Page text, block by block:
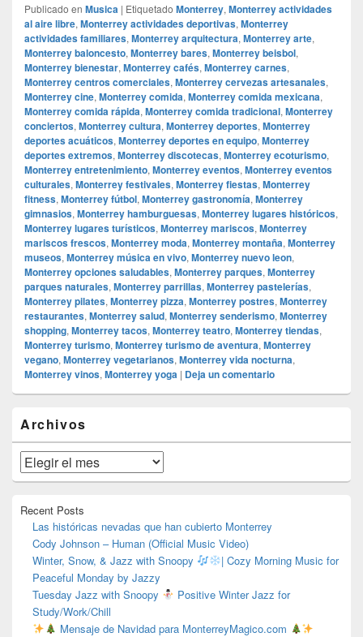
Publicado en Musica | Etiquetado Monterrey, Monterrey actividades
al aire libre, Monterrey actividades deportivas, Monterrey
actividades familiares, Monterrey arquitectura, Monterrey arte,
Monterrey baloncesto, Monterrey bares, Monterrey beisbol,
Monterrey bienestar, Monterrey cafés, Monterrey carnes,
Monterrey centros comerciales, Monterrey cervezas artesanales,
Monterrey cine, Monterrey comida, Monterrey comida mexicana,
Monterrey comida rápida, Monterrey comida tradicional, Monterrey
conciertos, Monterrey cultura, Monterrey deportes, Monterrey
deportes acuáticos, Monterrey deportes en equipo, Monterrey
deportes extremos, Monterrey discotecas, Monterrey ecoturismo,
Monterrey entretenimiento, Monterrey eventos, Monterrey eventos
culturales, Monterrey festivales, Monterrey fiestas, Monterrey
fitness, Monterrey fútbol, Monterrey gastronomía, Monterrey
gimnasios, Monterrey hamburguesas, Monterrey lugares históricos,
Monterrey lugares turísticos, Monterrey mariscos, Monterrey
mariscos frescos, Monterrey moda, Monterrey montaña, Monterrey
museos, Monterrey música en vivo, Monterrey nuevo leon,
Monterrey opciones saludables, Monterrey parques, Monterrey
parques naturales, Monterrey parrillas, Monterrey pastelerías,
Monterrey pilates, Monterrey pizza, Monterrey postres, Monterrey
restaurantes, Monterrey salud, Monterrey senderismo, Monterrey
shopping, Monterrey tacos, Monterrey teatro, Monterrey tiendas,
Monterrey turismo, Monterrey turismo de aventura, Monterrey
vegano, Monterrey vegetarianos, Monterrey vida nocturna,
Monterrey vinos, Monterrey yoga | Deja un comentario
área
de
widget
barra
lateral
Archivos
Archivos
Recent Posts
Las históricas nevadas que han cubierto Monterrey
Cody Johnson – Human (Official Music Video)
Winter, Snow, & Jazz with Snoopy
| Cozy Morning Music for
Peaceful Monday by Jazzy
Tuesday Jazz with Snoopy
Positive Winter Jazz for
Study/Work/Chill
Mensaje de Navidad para MonterreyMagico.com